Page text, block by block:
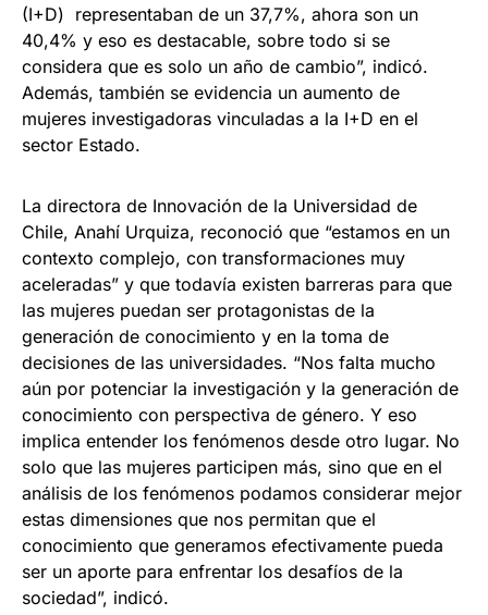
(I+D) representaban de un 37,7%, ahora son un
40,4% y eso es destacable, sobre todo si se
considera que es solo un año de cambio”, indicó.
Además, también se evidencia un aumento de
mujeres investigadoras vinculadas a la I+D en el
sector Estado.
La directora de Innovación de la Universidad de
Chile, Anahí Urquiza, reconoció que “estamos en un
contexto complejo, con transformaciones muy
aceleradas” y que todavía existen barreras para que
las mujeres puedan ser protagonistas de la
generación de conocimiento y en la toma de
decisiones de las universidades. “Nos falta mucho
aún por potenciar la investigación y la generación de
conocimiento con perspectiva de género. Y eso
implica entender los fenómenos desde otro lugar. No
solo que las mujeres participen más, sino que en el
análisis de los fenómenos podamos considerar mejor
estas dimensiones que nos permitan que el
conocimiento que generamos efectivamente pueda
ser un aporte para enfrentar los desafíos de la
sociedad”, indicó.